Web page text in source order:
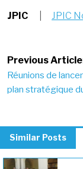
JPIC JPIC
Post
Previous
Réunions de
plan stratégique
Similar Posts